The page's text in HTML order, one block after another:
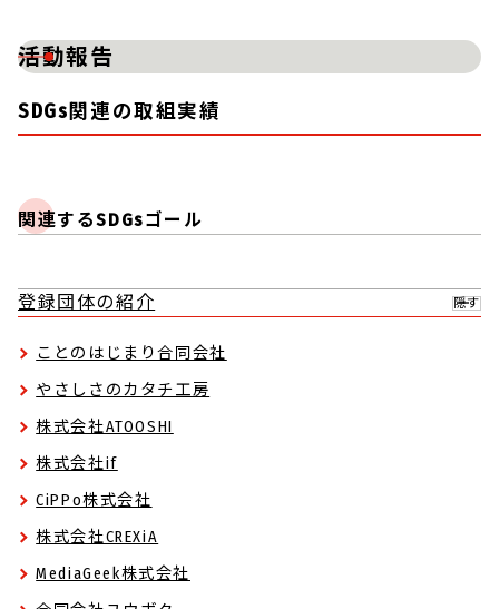
活動報告
SDGs関連の取組実績
関連するSDGsゴール
登録団体の紹介 隠す
ことのはじまり合同会社
やさしさのカタチ工房
株式会社ATOOSHI
株式会社if
CiPPo株式会社
株式会社CREXiA
MediaGeek株式会社